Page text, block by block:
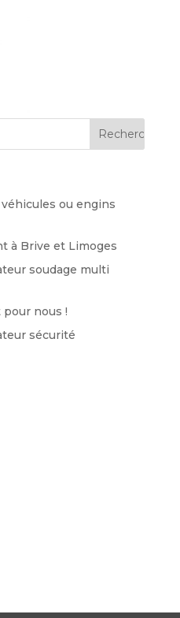
ou engins
à Brive et Limoges
soudage multi
nous !
sécurité